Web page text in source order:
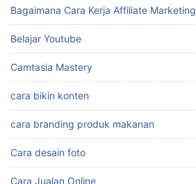
Bagaimana Cara Kerja Affiliate Marketing
Belajar Youtube
Camtasia Mastery
cara bikin konten
cara branding produk makanan
Cara desain foto
Cara Jualan Online